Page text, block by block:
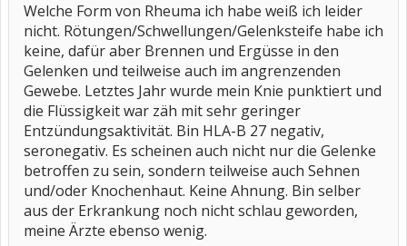
Welche Form von Rheuma ich habe weiß ich leider
nicht. Rötungen/Schwellungen/Gelenksteife habe ich
keine, dafür aber Brennen und Ergüsse in den
Gelenken und teilweise auch im angrenzenden
Gewebe. Letztes Jahr wurde mein Knie punktiert und
die Flüssigkeit war zäh mit sehr geringer
Entzündungsaktivität. Bin HLA-B 27 negativ,
seronegativ. Es scheinen auch nicht nur die Gelenke
betroffen zu sein, sondern teilweise auch Sehnen
und/oder Knochenhaut. Keine Ahnung. Bin selber
aus der Erkrankung noch nicht schlau geworden,
meine Ärzte ebenso wenig.